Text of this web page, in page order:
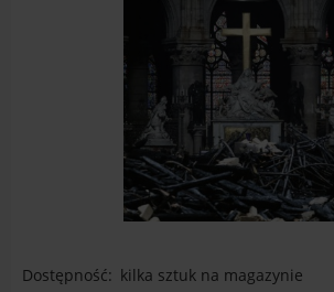
Dostępność: kilka sztuk na magazynie